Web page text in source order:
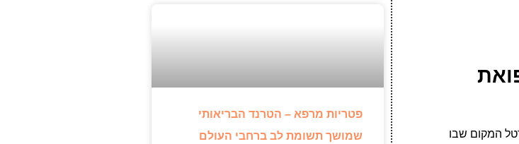
המקום שבו
פטריות מרפא – הטרנד הבריאותי
שמושך תשומת לב ברחבי העולם